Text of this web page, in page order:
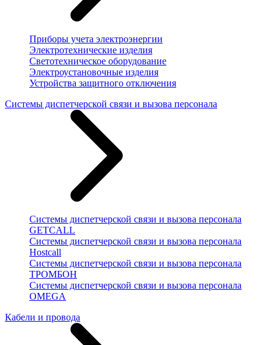
Приборы учета электроэнергии
Электротехнические изделия
Светотехническое оборудование
Электроустановочные изделия
Устройства защитного отключения
Системы диспетчерской связи и вызова персонала
Системы диспетчерской связи и вызова персонала
GETCALL
Системы диспетчерской связи и вызова персонала
Hostcall
Системы диспетчерской связи и вызова персонала
ТРОМБОН
Системы диспетчерской связи и вызова персонала
OMEGA
Кабели и провода